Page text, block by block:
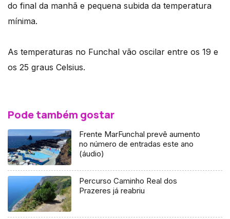
do final da manhã e pequena subida da temperatura
mínima.
As temperaturas no Funchal vão oscilar entre os 19 e
os 25 graus Celsius.
Pode também gostar
Frente MarFunchal prevê aumento
no número de entradas este ano
(áudio)
Percurso Caminho Real dos
Prazeres já reabriu